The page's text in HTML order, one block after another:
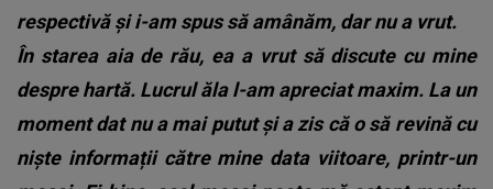
respectivă și i-am spus să amânăm, dar nu a vrut.
În starea aia de rău, ea a vrut să discute cu mine
despre hartă. Lucrul ăla l-am apreciat maxim. La un
moment dat nu a mai putut și a zis că o să revină cu
niște informații către mine data viitoare, printr-un